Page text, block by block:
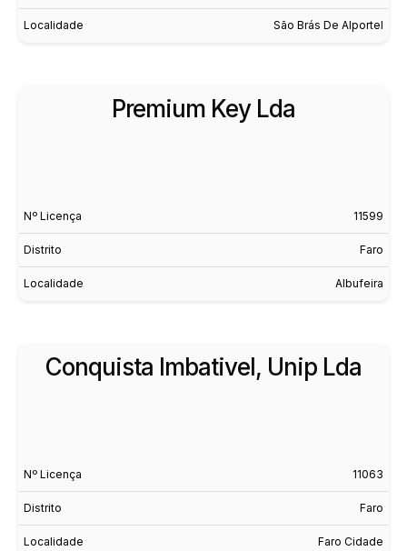
Localidade São Brás De Alportel
Premium Key Lda
Nº Licença 11599
Distrito Faro
Localidade Albufeira
Conquista Imbativel, Unip Lda
Nº Licença 11063
Distrito Faro
Localidade Faro Cidade